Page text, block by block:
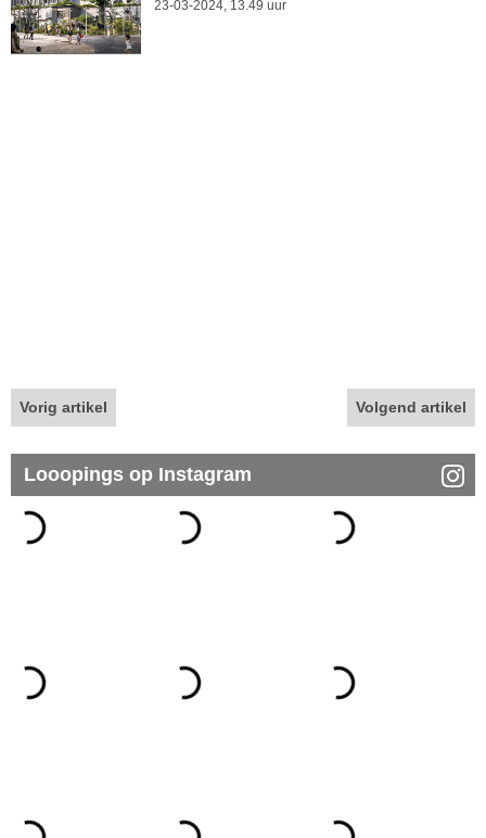
23-03-2024, 13.49 uur
Vorig artikel Volgend artikel
Looopings op Instagram